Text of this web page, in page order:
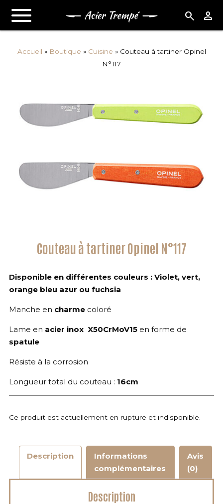
search person
Accueil » Boutique » Cuisine » Couteau à tartiner Opinel
N°117
Couteau à tartiner Opinel N°117
Disponible en différentes couleurs : Violet, vert,
orange bleu azur ou fuchsia
Manche en charme coloré
Lame en acier inox X50CrMoV15 en forme de
spatule
Résiste à la corrosion
Longueur total du couteau : 16cm
Ce produit est actuellement en rupture et indisponible.
Description
Informations
complémentaires
Avis
(0)
Description